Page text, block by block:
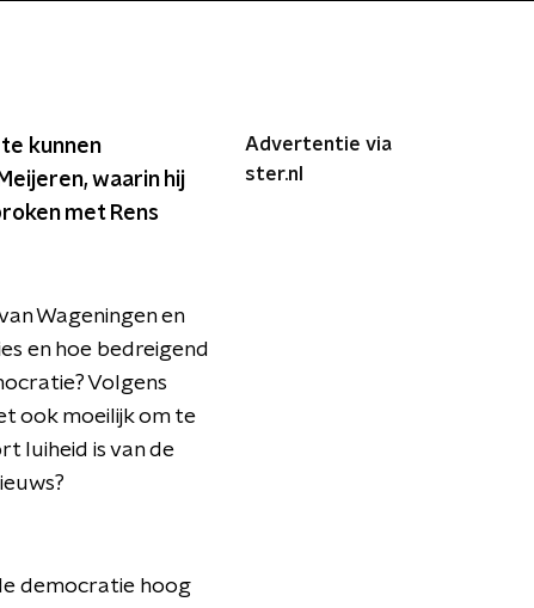
kunnen
waarin hij
met Rens
Wageningen en
en hoe bedreigend
Volgens
ook moeilijk om te
luiheid is van de
democratie hoog
Advertentie via
ster.nl